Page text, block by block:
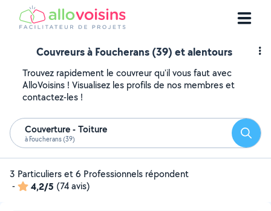
Couvreurs à Foucherans (39) et alentours
Trouvez rapidement le couvreur qu'il vous faut avec
AlloVoisins ! Visualisez les profils de nos membres et
contactez-les !
Couverture - Toiture
à Foucherans (39)
3 Particuliers et 6 Professionnels répondent
-
4,2/5 (74 avis)